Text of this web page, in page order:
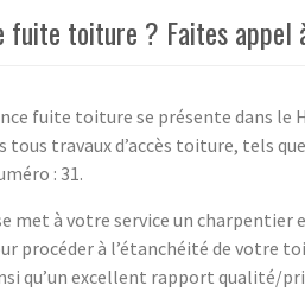
fuite toiture ? Faites appel
fuite toiture se présente dans le
tous travaux d’accès toiture, tels
: 31.
met à votre service un
procéder à l’étanchéité de votre
qu’un excellent rapport qualité/